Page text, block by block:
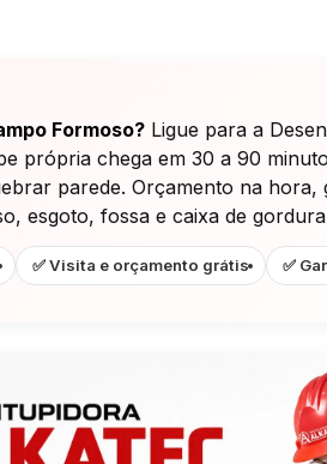
Formoso?Ligue para a
própria chega em 30 a 90
parede. Orçamento na hora,
esgoto, fossa e caixa de
✅ Visita e orçamento grátis ✅